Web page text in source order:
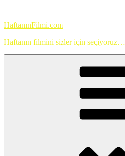
HaftanınFilmi.com
Haftanın filmini sizler için seçiyoruz…